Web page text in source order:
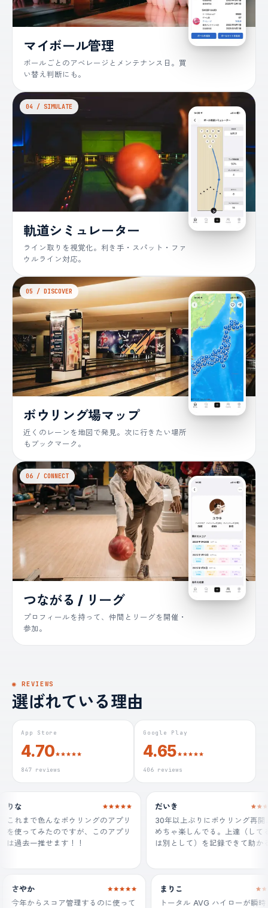
マイボール管理
ボールごとのアベレージとメンテナンス日。買
い替え判断にも。
04 / SIMULATE
軌道シミュレーター
ライン取りを視覚化。利き手・スパット・ファ
ウルライン対応。
05 / DISCOVER
ボウリング場マップ
近くのレーンを地図で発見。次に行きたい場所
もブックマーク。
06 / CONNECT
つながる / リーグ
プロフィールを持って、仲間とリーグを開催・
参加。
◉ REVIEWS
選ばれている理由
App Store
4.70
847 reviews
Google Play
4.65
406 reviews
まで色んなボウリングのアプリ
ってみたのですが、このアプリ
去一推せます！！
だいき
30年以上ぶりにボウリング再開、
めちゃ楽しんでる。上達（してるか
は別として）を記録できて助かる。
さやか
今年からスコア管理するのに使って
まりこ
トータル AVG ハイロー